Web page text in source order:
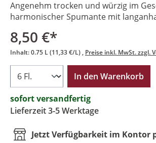
Angenehm trocken und würzig im
harmonischer Spumante mit
8,50 €*
Inhalt:0.75 L(11,33 €/L) Preise inkl. MwSt. zzgl.
In den Warenkorb
sofort versandfertig
Lieferzeit 3-5 Werktage
Jetzt Verfügbarkeit im Kontor